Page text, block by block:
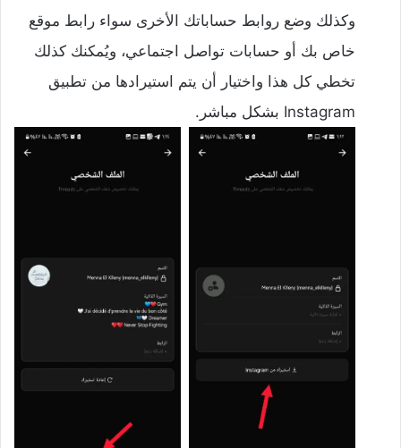
وكذلك وضع روابط حساباتك الأخرى سواء رابط موقع
خاص بك أو حسابات تواصل اجتماعي، ويُمكنك كذلك
تخطي كل هذا واختيار أن يتم استيرادها من تطبيق
Instagram بشكل مباشر.